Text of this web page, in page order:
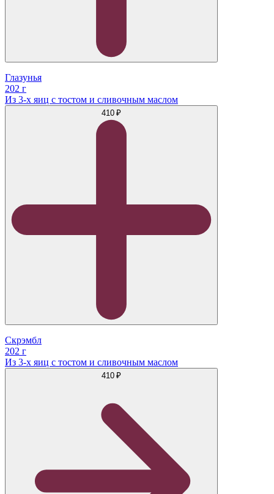
Глазунья
202 г
Из 3-х яиц с тостом и сливочным маслом
410 ₽
Скрэмбл
202 г
Из 3-х яиц с тостом и сливочным маслом
410 ₽